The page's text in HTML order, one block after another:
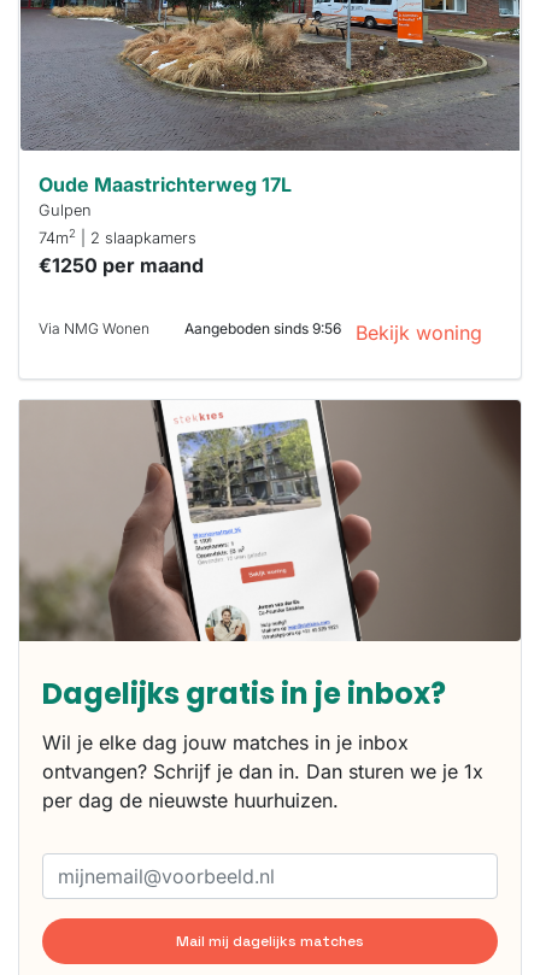
Stekkies helpt
je hierbij!
Oude Maastrichterweg 17L
Gulpen
74m2 | 2 slaapkamers
€1250 per maand
Via NMG Wonen Aangeboden sinds 9:56 Bekijk woning
Dagelijks gratis in je inbox?
Wil je elke dag jouw matches in je inbox
ontvangen? Schrijf je dan in. Dan sturen we je 1x
per dag de nieuwste huurhuizen.
Mail mij dagelijks matches